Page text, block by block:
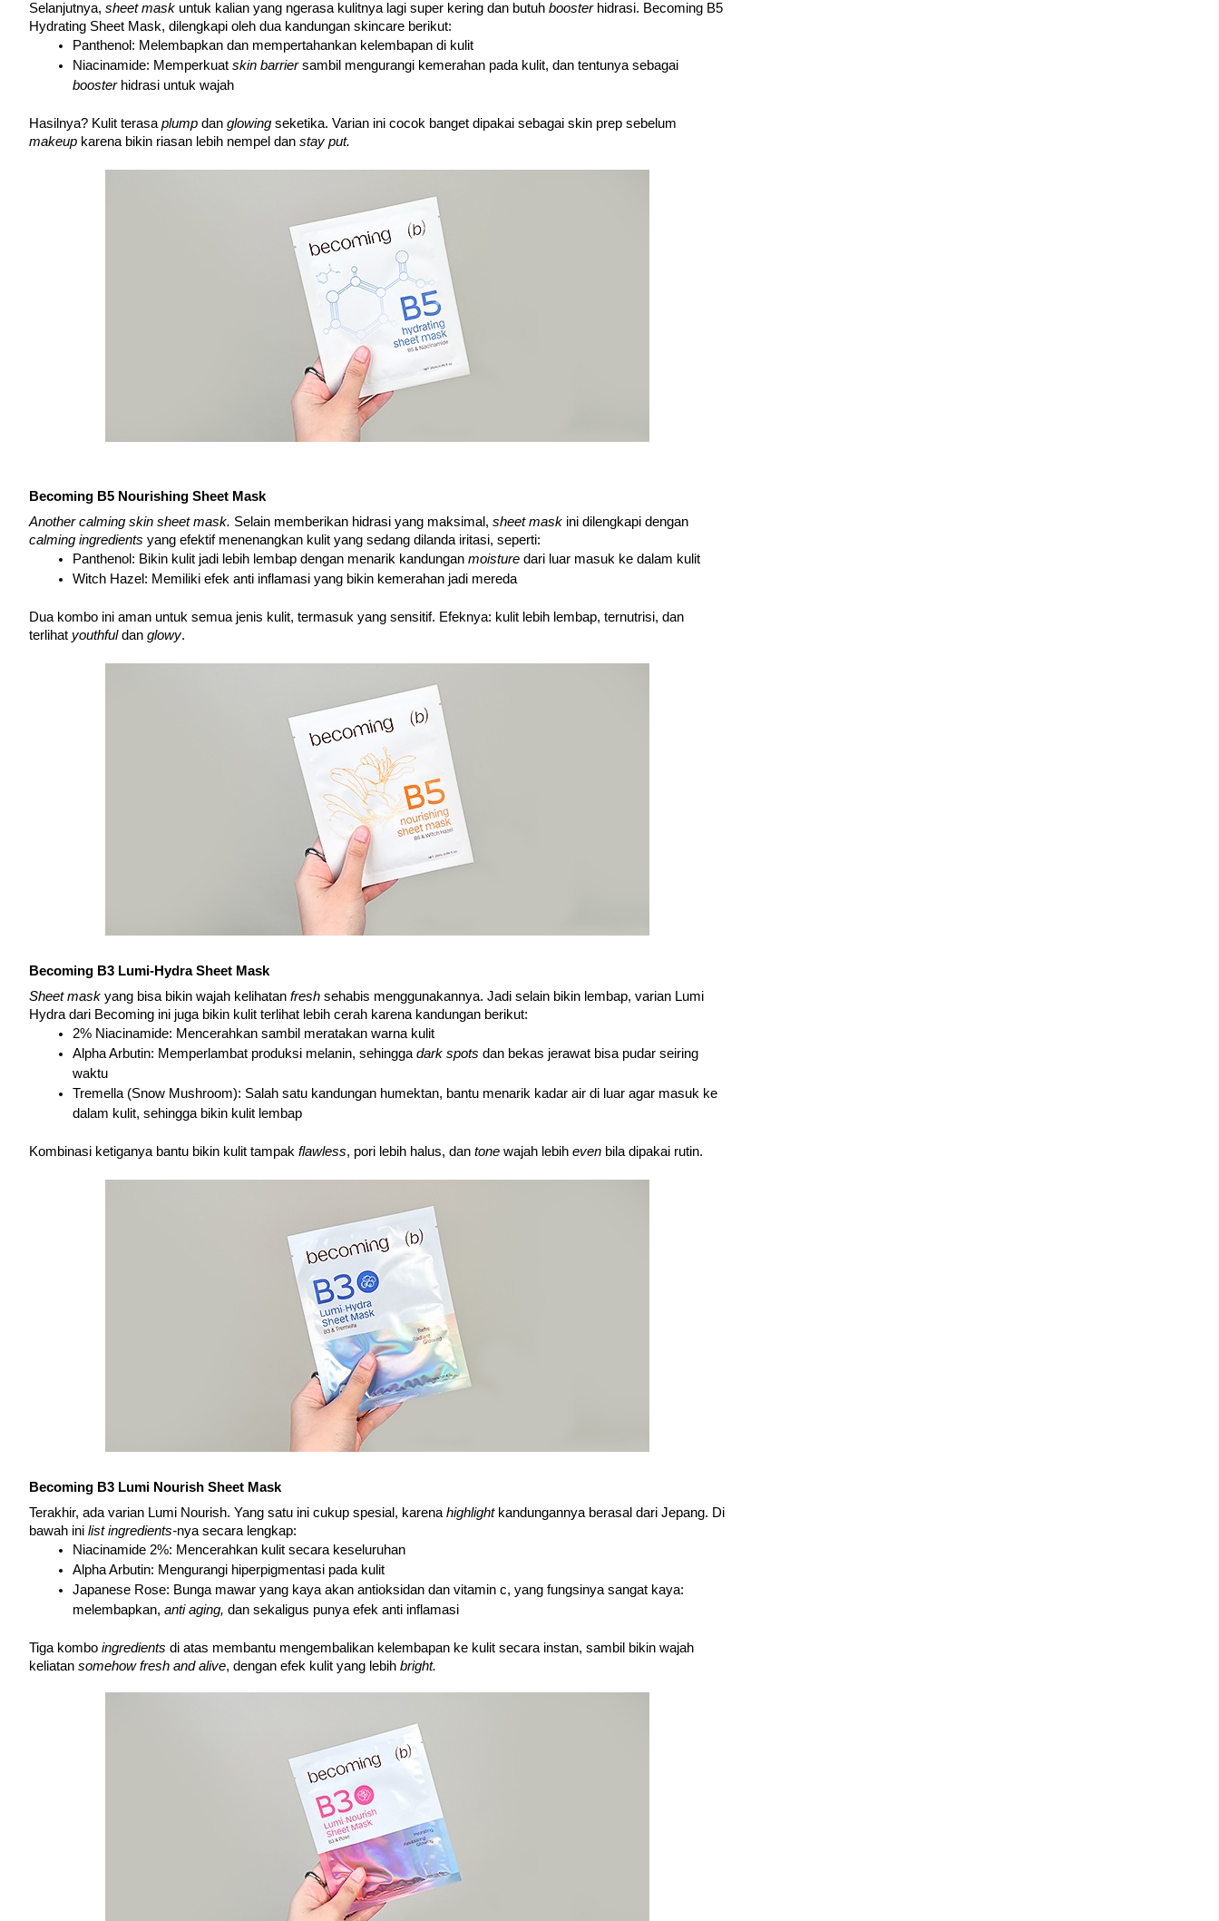
Selanjutnya, sheet mask untuk kalian yang ngerasa kulitnya lagi super kering dan butuh booster hidrasi. Becoming B5
Hydrating Sheet Mask, dilengkapi oleh dua kandungan skincare berikut:
Panthenol: Melembapkan dan mempertahankan kelembapan di kulit
Niacinamide: Memperkuat skin barrier
booster hidrasi untuk wajah
Hasilnya? Kulit terasa plump dan glowing
makeup karena bikin riasan lebih nempel dan stay put.
Becoming B5 Nourishing Sheet Mask
Another calming skin sheet mask. Selain memberikan hidrasi yang maksimal, sheet mask
calming ingredients yang efektif menenangkan kulit yang sedang dilanda iritasi, seperti:
Panthenol: Bikin kulit jadi lebih lembap dengan menarik kandungan moisture dari luar masuk ke dalam kulit
Witch Hazel: Memiliki efek anti inflamasi yang bikin kemerahan jadi mereda
Dua kombo ini aman untuk semua jenis kulit, termasuk yang sensitif. Efeknya: kulit lebih lembap, ternutrisi, dan
terlihat youthful dan glowy.
Becoming B3 Lumi-Hydra Sheet Mask
Sheet mask yang bisa bikin wajah kelihatan fresh sehabis menggunakannya. Jadi selain bikin lembap, varian Lumi
Hydra dari Becoming ini juga bikin kulit terlihat lebih cerah karena kandungan berikut:
2% Niacinamide: Mencerahkan sambil meratakan warna kulit
Alpha Arbutin: Memperlambat produksi melanin, sehingga dark spots dan bekas jerawat bisa pudar seiring
waktu
Tremella (Snow Mushroom): Salah satu kandungan humektan, bantu menarik kadar air di luar agar masuk ke
dalam kulit, sehingga bikin kulit lembap
Kombinasi ketiganya bantu bikin kulit tampak flawless, pori lebih halus, dan tone wajah lebih even bila dipakai rutin.
Becoming B3 Lumi Nourish Sheet Mask
Terakhir, ada varian Lumi Nourish. Yang satu ini cukup spesial, karena highlight kandungannya berasal dari Jepang. Di
bawah ini list ingredients-nya secara lengkap:
Niacinamide 2%: Mencerahkan kulit secara keseluruhan
Alpha Arbutin: Mengurangi hiperpigmentasi pada kulit
Japanese Rose: Bunga mawar yang kaya akan antioksidan dan vitamin c, yang fungsinya sangat kaya:
melembapkan, anti aging, dan sekaligus punya efek anti inflamasi
Tiga kombo ingredients di atas membantu mengembalikan kelembapan ke kulit secara instan, sambil bikin wajah
keliatan somehow fresh and alive, dengan efek kulit yang lebih bright.